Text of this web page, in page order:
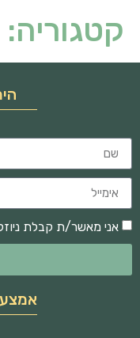
קטגוריה:
אני מאשר/ת קבלת